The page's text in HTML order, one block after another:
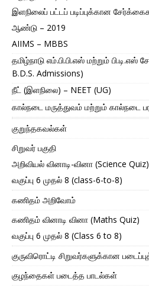
இளநிலைப் பட்டப் படிப்புக்கான
ஆண்டு – 2019
AIIMS – MBBS
தமிழ்நாடு எம்.பி.பி.எஸ் மற்றும்
B.D.S. Admissions)
நீட் (இளநிலை) – NEET (UG)
கால்நடை மருத்துவம் மற்றும் கால்நடை
குறுந்தகவல்கள்
சிறுவர் பகுதி
அறிவியல் வினாடி-வினா (Science Quiz)
வகுப்பு 6 முதல் 8 (class-6-to-8)
கணிதம் அறிவோம்
கணிதம் வினாடி வினா (Maths Quiz)
வகுப்பு 6 முதல் 8 (Class 6 to 8)
குருவிரொட்டி சிறுவர்களுக்கான
குழந்தைகள் படைத்த பாடல்கள்